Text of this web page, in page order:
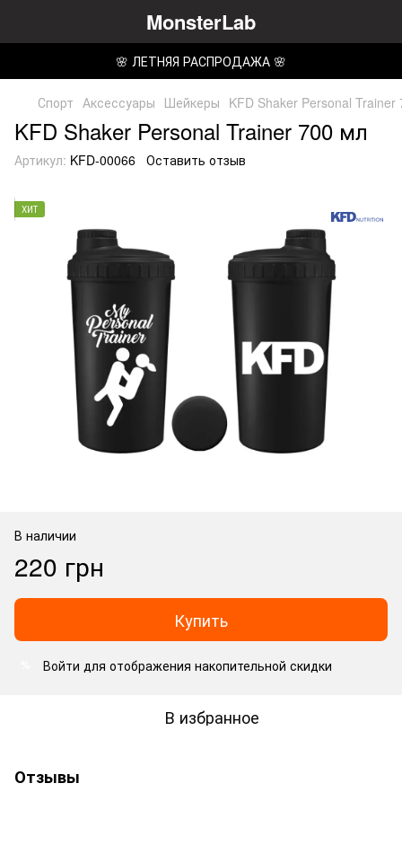
MonsterLab
🌸 ЛЕТНЯЯ РАСПРОДАЖА 🌸
Спорт Аксессуары Шейкеры KFD Shaker Personal Trainer
KFD Shaker Personal Trainer 700 мл
Артикул: KFD-00066 Оставить отзыв
ХИТ
В наличии
220 грн
Купить
Войти для отображения накопительной скидки
В избранное
Отзывы